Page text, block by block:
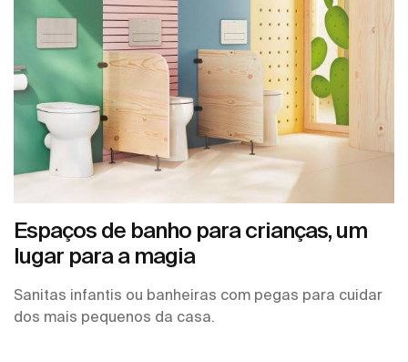
Espaços de banho para crianças, um
lugar para a magia
Sanitas infantis ou banheiras com pegas para cuidar
dos mais pequenos da casa.